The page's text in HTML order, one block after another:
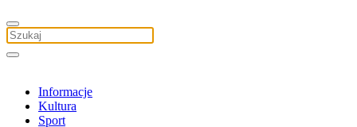
Informacje
Kultura
Sport